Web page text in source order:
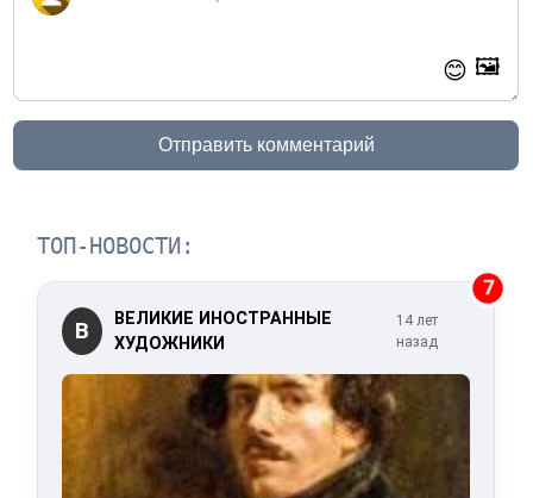
😊 🖼️
Отправить комментарий
ТОП-НОВОСТИ:
7
В
ВЕЛИКИЕ ИНОСТРАННЫЕ
ХУДОЖНИКИ
14 лет
назад